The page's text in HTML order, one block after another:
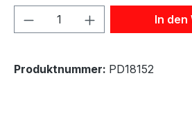
Produkt Anzahl: GibIn den
Produktnummer: PD18152